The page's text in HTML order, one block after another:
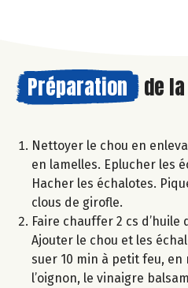
Préparation de la
Nettoyer le chou en
en lamelles. Eplucher les
Hacher les échalotes.
clous de girofle.
Faire chauffer 2 cs d’huile
Ajouter le chou et les
suer 10 min à petit feu,
l’oignon, le vinaigre